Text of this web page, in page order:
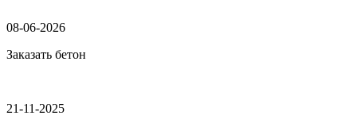
08-06-2026
Заказать бетон
21-11-2025